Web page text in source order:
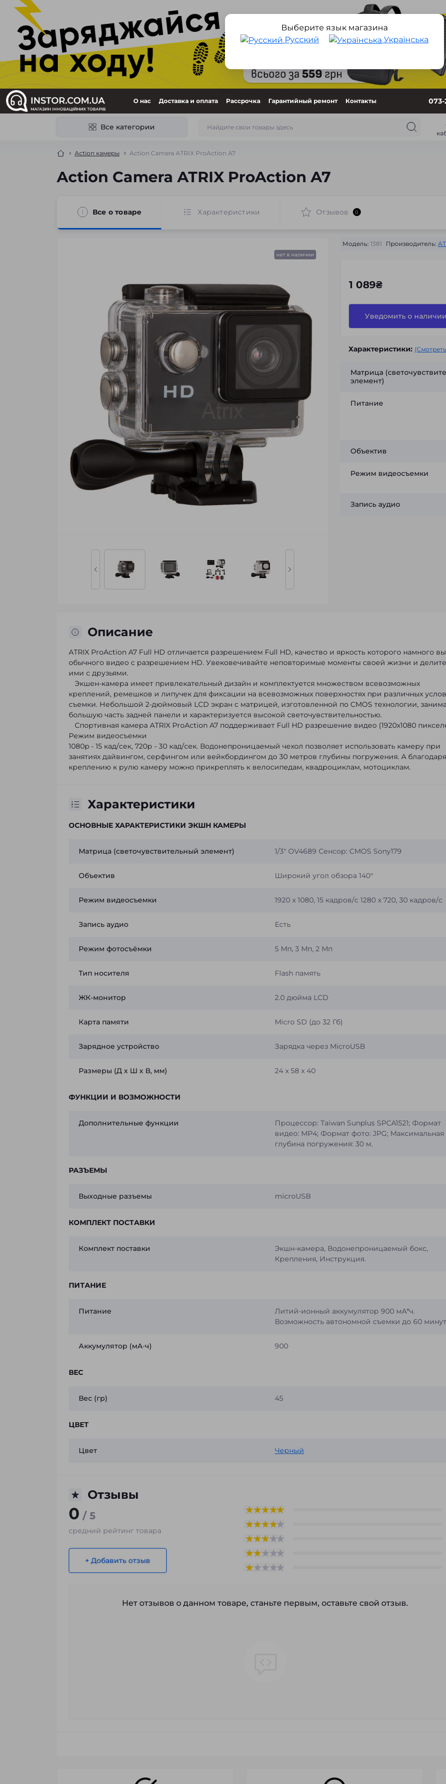
О нас Доставка и оплата Рассрочка Гарантийный ремонт Контакты 073-
Все категории
Action камеры Action Camera ATRIX ProAction A7
Выберите язык магазина
Русский
Українська
Action Camera ATRIX ProAction A7
Все о товаре Характеристики Отзывов 0
нет в наличии
Модель: 1381 Производитель:
1 089₴
Уведомить о
Характеристики:
Матрица
элемент)
Питание
Объектив
Режим видеосъемки
Запись аудио
Описание
ATRIX ProAction A7 Full HD отличается разрешением Full HD, качество и яркость которого намного
обычного видео с разрешением HD. Увековечивайте неповторимые моменты своей жизни и
ими с друзьями.
Экшен-камера имеет привлекательный дизайн и комплектуется множеством всевозможных
креплений, ремешков и липучек для фиксации на всевозможных поверхностях при различных
съемки. Небольшой 2-дюймовый LCD экран с матрицей, изготовленной по CMOS технологии,
большую часть задней панели и характеризуется высокой светочувствительностью.
Спортивная камера ATRIX ProAction A7 поддерживает Full HD разрешение видео (1920x1080
Режим видеосъемки
1080p - 15 кад/сек, 720р - 30 кад/сек. Водонепроницаемый чехол позволяет использовать камеру при
занятиях дайвингом, серфингом или вейкбордингом до 30 метров глубины погружения. А благодаря
креплению к рулю камеру можно прикреплять к велосипедам, квадроциклам, мотоциклам.
Характеристики
ОСНОВНЫЕ ХАРАКТЕРИСТИКИ ЭКШН КАМЕРЫ
Матрица (светочувствительный элемент) 1/3" OV4689 Сенсор: CMOS Sony179
Объектив Широкий угол обзора 140°
Режим видеосъемки 1920 x 1080, 15 кадров/с 1280 x 720, 30 кадров/с
Запись аудио Есть
Режим фотосъёмки 5 Мп, 3 Мп, 2 Мп
Тип носителя Flash память
ЖК-монитор 2.0 дюйма LCD
Карта памяти Micro SD (до 32 Гб)
Зарядное устройство Зарядка через MicroUSB
Размеры (Д х Ш х В, мм) 24 x 58 х 40
ФУНКЦИИ И ВОЗМОЖНОСТИ
Дополнительные функции
Процессор: Taiwan Sunplus SPCA1521; Формат
видео: MP4; Формат фото: JPG; Максимальная
глубина погружения: 30 м.
РАЗЪЕМЫ
Выходные разъемы microUSB
КОМПЛЕКТ ПОСТАВКИ
Комплект поставки
Экшн-камера, Водонепроницаемый бокс,
Крепления, Инструкция.
ПИТАНИЕ
Питание
Литий-ионный аккумулятор 900 мА*ч.
Возможность автономной съемки до 60 минут
Аккумулятор (мА·ч) 900
ВЕС
Вес (гр) 45
ЦВЕТ
Цвет Черный
Отзывы
0 / 5
средний рейтинг товара
+ Добавить отзыв
Нет отзывов о данном товаре, станьте первым, оставьте свой отзыв.